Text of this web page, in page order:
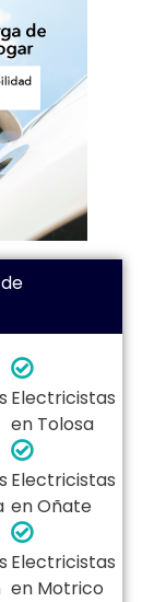
Electricistas
en Tolosa
Electricistas
en Oñate
Electricistas
en Motrico